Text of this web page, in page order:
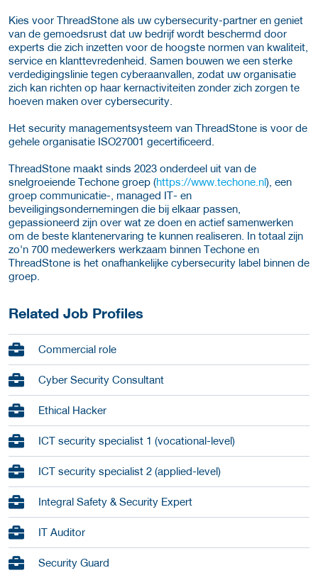
Kies voor ThreadStone als uw cybersecurity-partner en geniet
van de gemoedsrust dat uw bedrijf wordt beschermd door
experts die zich inzetten voor de hoogste normen van kwaliteit,
service en klanttevredenheid. Samen bouwen we een sterke
verdedigingslinie tegen cyberaanvallen, zodat uw organisatie
zich kan richten op haar kernactiviteiten zonder zich zorgen te
hoeven maken over cybersecurity.
Het security managementsysteem van ThreadStone is voor de
gehele organisatie ISO27001 gecertificeerd.
ThreadStone maakt sinds 2023 onderdeel uit van de
snelgroeiende Techone groep (https://www.techone.nl), een
groep communicatie-, managed IT- en
beveiligingsondernemingen die bij elkaar passen,
gepassioneerd zijn over wat ze doen en actief samenwerken
om de beste klantenervaring te kunnen realiseren. In totaal zijn
zo'n 700 medewerkers werkzaam binnen Techone en
ThreadStone is het onafhankelijke cybersecurity label binnen de
groep.
Related Job Profiles
Commercial role
Cyber Security Consultant
Ethical Hacker
ICT security specialist 1 (vocational-level)
ICT security specialist 2 (applied-level)
Integral Safety & Security Expert
IT Auditor
Security Guard